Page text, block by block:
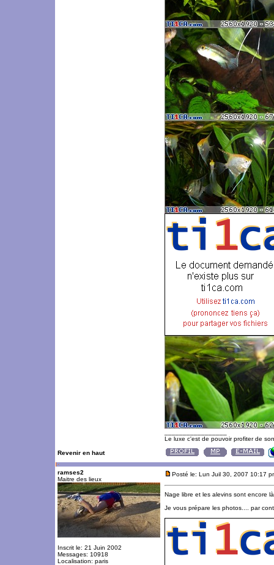
Le luxe c'est de pouvoir profiter de
Revenir en haut
ramses2
Maitre des lieux
Inscrit le: 21 Juin 2002
Messages: 10918
Localisation: paris
Posté le: Lun Juil 30, 2007 10:17
Nage libre et les alevins sont encore
Je vous prépare les photos.... par